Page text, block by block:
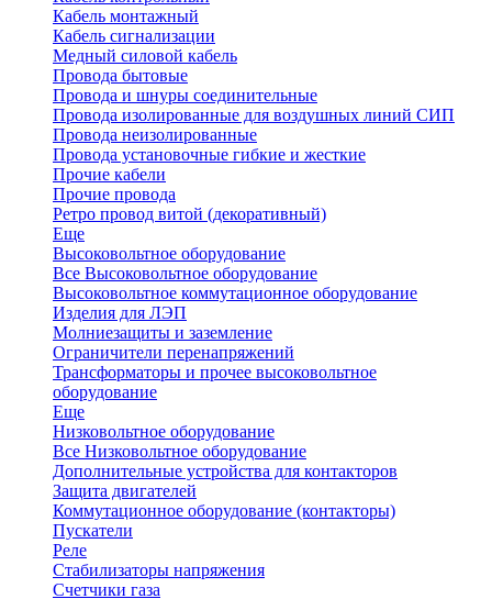
Кабель монтажный
Кабель сигнализации
Медный силовой кабель
Провода бытовые
Провода и шнуры соединительные
Провода изолированные для воздушных линий СИП
Провода неизолированные
Провода установочные гибкие и жесткие
Прочие кабели
Прочие провода
Ретро провод витой (декоративный)
Еще
Высоковольтное оборудование
Все Высоковольтное оборудование
Высоковольтное коммутационное оборудование
Изделия для ЛЭП
Молниезащиты и заземление
Ограничители перенапряжений
Трансформаторы и прочее высоковольтное
оборудование
Еще
Низковольтное оборудование
Все Низковольтное оборудование
Дополнительные устройства для контакторов
Защита двигателей
Коммутационное оборудование (контакторы)
Пускатели
Реле
Стабилизаторы напряжения
Счетчики газа